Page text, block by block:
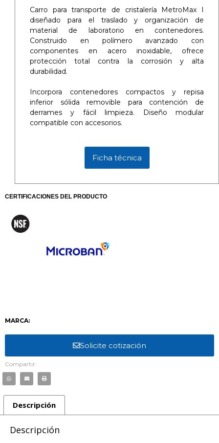
Carro para transporte de cristalería MetroMax I
diseñado para el traslado y organización de
material de laboratorio en contenedores.
Construido en polímero avanzado con
componentes en acero inoxidable, ofrece
protección total contra la corrosión y alta
durabilidad.
Incorpora contenedores compactos y repisa
inferior sólida removible para contención de
derrames y fácil limpieza. Diseño modular
compatible con accesorios.
Ficha técnica
CERTIFICACIONES DEL PRODUCTO
MARCA:
Solicite cotización
Compartir:
Descripción
Descripción